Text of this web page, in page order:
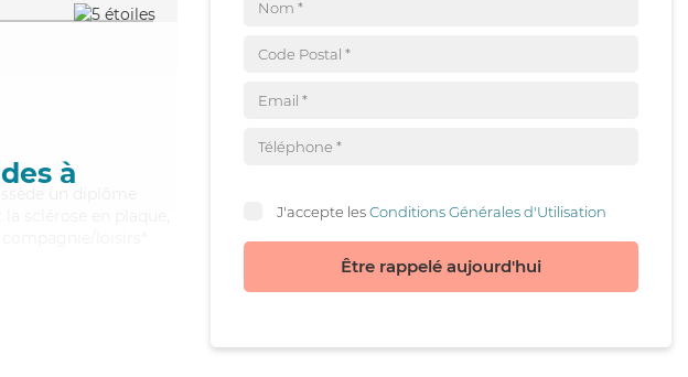
à
un diplôme
sclérose en plaque,
J'accepte lesConditions Générales d'Utilisation
Être rappelé aujourd'hui